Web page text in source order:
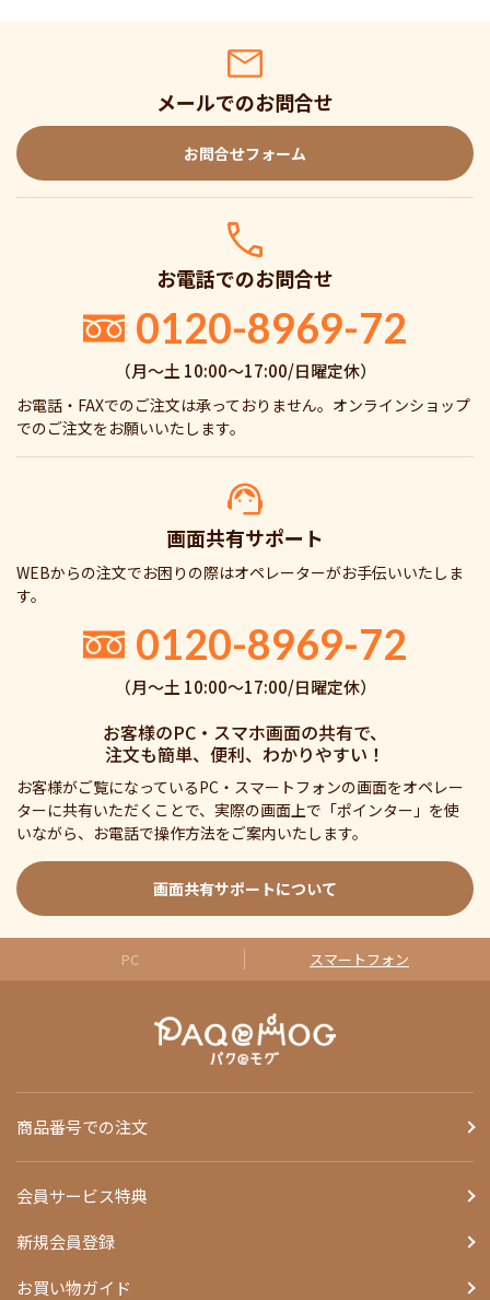
メールでのお問合せ
お問合せフォーム
お電話でのお問合せ
0120-8969-72
（月〜土 10:00〜17:00/日曜定休）
お電話・FAXでのご注文は承っておりません。オンラインショップ
でのご注文をお願いいたします。
画面共有サポート
WEBからの注文でお困りの際はオペレーターがお手伝いいたしま
す。
0120-8969-72
（月〜土 10:00〜17:00/日曜定休）
お客様のPC・スマホ画面の共有で、
注文も簡単、便利、わかりやすい！
お客様がご覧になっているPC・スマートフォンの画面をオペレー
ターに共有いただくことで、実際の画面上で「ポインター」を使
いながら、お電話で操作方法をご案内いたします。
画面共有サポートについて
PC スマートフォン
商品番号での注文
会員サービス特典
新規会員登録
お買い物ガイド